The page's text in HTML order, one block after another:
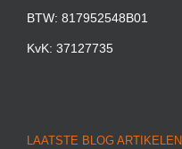
BTW: 817952548B01
KvK: 37127735
LAATSTE BLOG ARTIKELEN